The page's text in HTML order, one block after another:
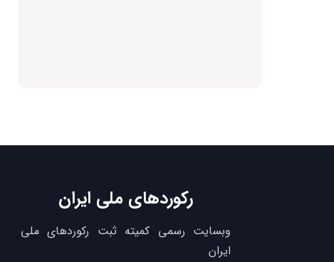
رکوردهای ملی ایران
وبسایت رسمی کمیته ثبت رکوردهای ملی
ایران